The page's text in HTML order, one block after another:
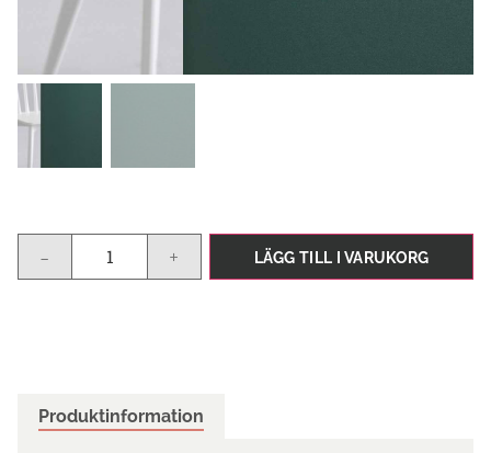
- + LÄGG TILL I VARUKORG
Produktinformation